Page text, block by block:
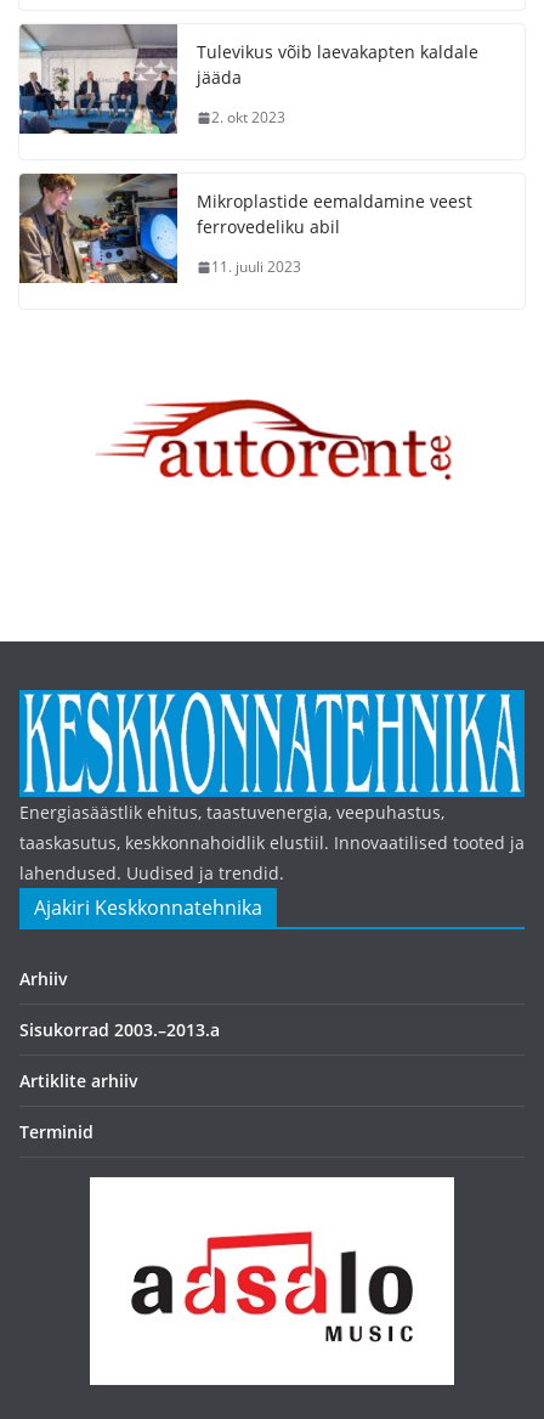
Tulevikus võib laevakapten kaldale
jääda
2. okt 2023
Mikroplastide eemaldamine veest
ferrovedeliku abil
11. juuli 2023
Energiasäästlik ehitus, taastuvenergia, veepuhastus,
taaskasutus, keskkonnahoidlik elustiil. Innovaatilised tooted ja
lahendused. Uudised ja trendid.
Ajakiri Keskkonnatehnika
Arhiiv
Sisukorrad 2003.–2013.a
Artiklite arhiiv
Terminid